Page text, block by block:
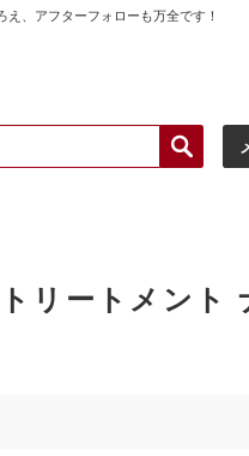
、アフターフォローも万全です！
リートメン